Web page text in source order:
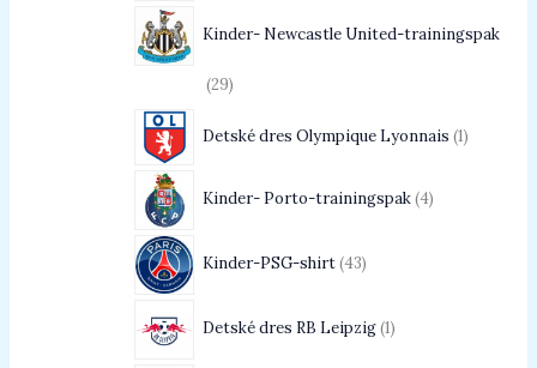
Kinder- Newcastle United-trainingspak
29
Detské dres Olympique Lyonnais 1
Kinder- Porto-trainingspak 4
Kinder-PSG-shirt 43
Detské dres RB Leipzig 1